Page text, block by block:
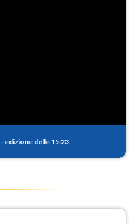
- edizione delle 15:23